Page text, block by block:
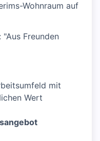
Wohnraum auf
Freunden
mit
Wert